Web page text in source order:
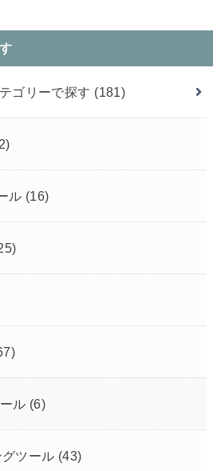
ゴリーで探す (181)
ル (16)
ル (6)
ツール (43)